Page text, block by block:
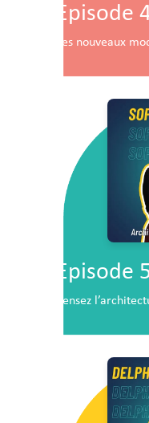
Episode
Les nouveaux
Episode
Pensez